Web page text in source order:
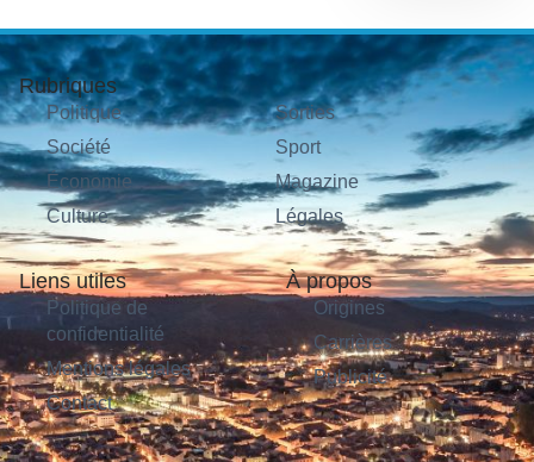
Rubriques
Politique
Société
Économie
Culture
Sorties
Sport
Magazine
Légales
Liens utiles
Politique de
confidentialité
Mentions légales
Contact
À propos
Origines
Carrières
Publicité